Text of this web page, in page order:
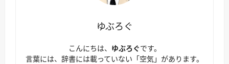
ゆぶろぐ
こんにちは、 ゆぶろぐです。
言葉には、辞書には載っていない「空気」があります。